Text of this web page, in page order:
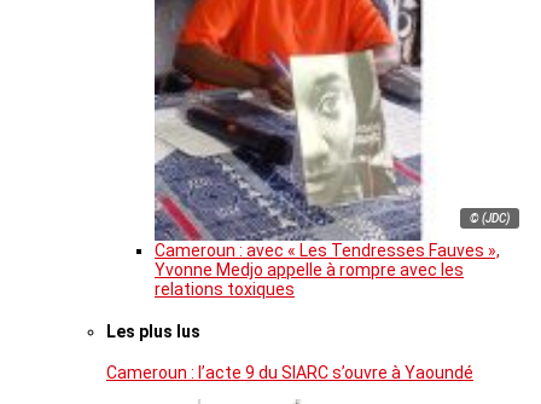
© (JDC)
Cameroun : avec « Les Tendresses Fauves »,
Yvonne Medjo appelle à rompre avec les
relations toxiques
Les plus lus
Cameroun : l’acte 9 du SIARC s’ouvre à Yaoundé